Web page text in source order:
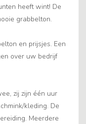
heeft wint! De
grabbelton.
en prijsjes. Een
over uw bedrijf
zij zijn één uur
kleding. De
Meerdere